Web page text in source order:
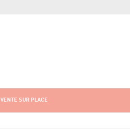
VENTE SUR PLACE